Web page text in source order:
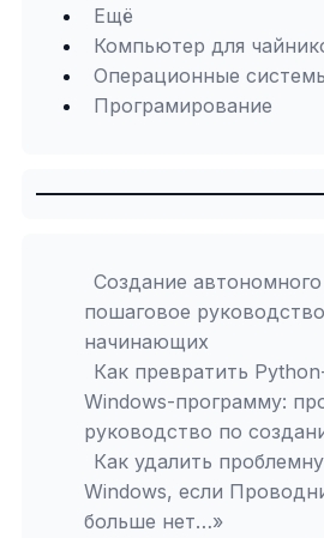
Ещё
Компьютер для
Операционные
Програмирование
Создание автономного
пошаговое
начинающих
Как превратить
Windows-программу:
руководство по
Как удалить
Windows, если
больше нет…»